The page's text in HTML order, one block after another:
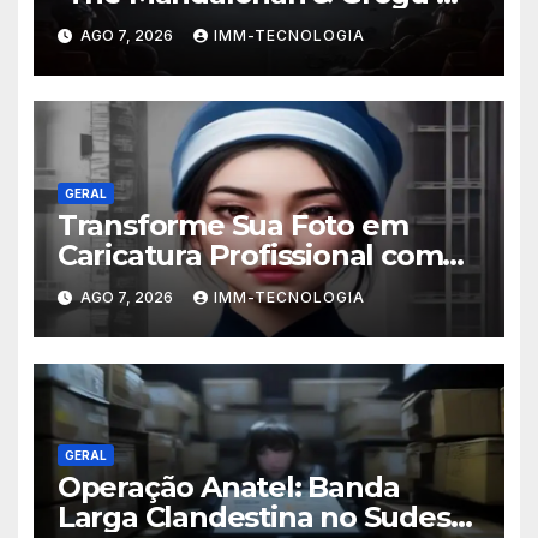
Anunciado e Outros
Lançamentos Imperdíveis!
AGO 7, 2026 IMM-TECNOLOGIA
GERAL
Transforme Sua Foto em
Caricatura Profissional com
ChatGPT: A Nova Trend
Digital Explicada
AGO 7, 2026 IMM-TECNOLOGIA
GERAL
Operação Anatel: Banda
Larga Clandestina no Sudeste